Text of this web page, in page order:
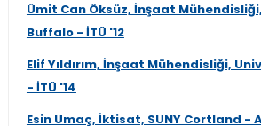
Ümit Can Öksüz, İnşaat
Buffalo - İTÜ '12
Elif Yıldırım, İnşaat Mühendisliği,
- İTÜ '14
Esin Umaç, İktisat, SUNY Cortland -